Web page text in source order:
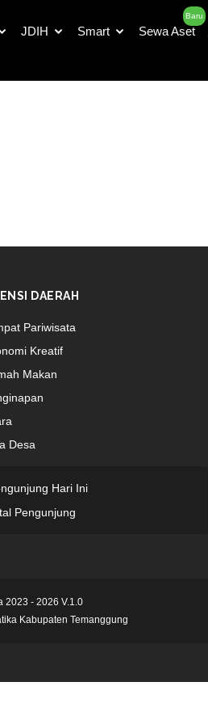
JDIH Smart Sewa Aset
Baru
DAERAH
Pariwisata
Kreatif
Makan
Desa
Hari Ini
Pengunjung
2023 - 2026 V.1.0
Kabupaten Temanggung